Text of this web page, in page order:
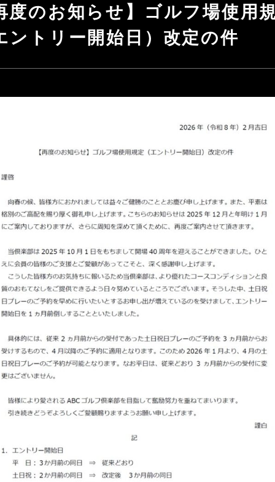
度のお知らせ】ゴルフ場使用
ントリー開始日）改定の件